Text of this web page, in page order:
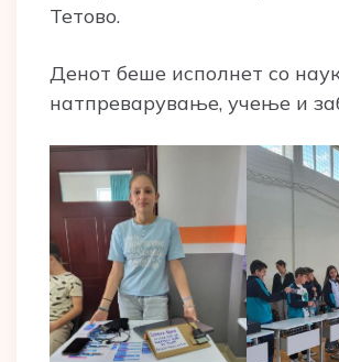
Тетово.
Денот беше исполнет со
натпреварување, учење и